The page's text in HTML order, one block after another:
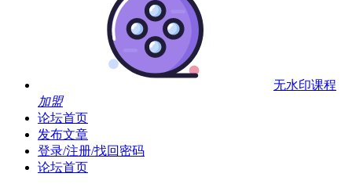
无水印课程
加盟
论坛首页
发布文章
登录/注册/找回密码
论坛首页